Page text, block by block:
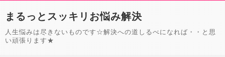
まるっとスッキリお悩み解決
人生悩みは尽きないものです☆解決への道しるべになれば・・と思
い頑張ります★